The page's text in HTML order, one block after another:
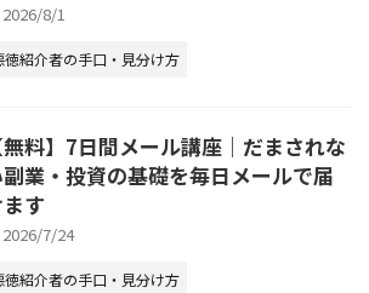
2026/8/1
徳紹介者の手口・見分け方
無料】7日間メール講座｜だまされな
副業・投資の基礎を毎日メールで届
す
2026/7/24
徳紹介者の手口・見分け方